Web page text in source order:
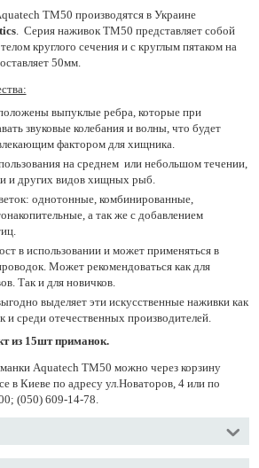
TM50 производятся в Украине
. Серия наживок TM50 представляет собой
круглого сечения и с круглым пятаком на
50мм.
выпуклые ребра, которые при
звуковые колебания и волны, что будет
фактором для хищника.
на среднем или небольшом течении,
и других видов хищных рыб.
однотонные, комбинированные,
а так же с добавлением
в использовании и может применяться в
Может рекомендоваться как для
Так и для новичков.
выделяет эти искусственные наживки как
и среди отечественных производителей.
из 15шт приманок.
Aquatech TM50 можно через корзину
в Киеве по адресу ул.Новаторов, 4 или по
(050) 609-14-78.